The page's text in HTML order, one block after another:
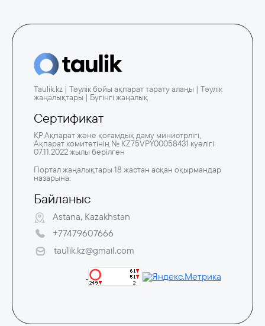
Taulik.kz | Тәулік бойы ақпарат тарату алаңы | Тәулік
жаңалықтары | Бүгінгі жаңалық
Сертификат
ҚР Ақпарат және қоғамдық даму министрлігі,
Ақпарат комитетінің № KZ75VPY00058431 куәлігі
07.11.2022 жылы берілген
Портал жаңалықтары 18 жастан асқан оқырмандар
назарына.
Байланыс
Astana, Kazakhstan
+77479607666
taulik.kz@gmail.com